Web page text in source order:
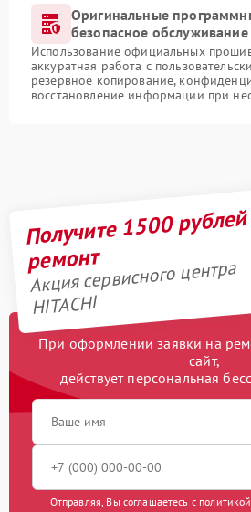
Оригинальные
безопасное
Использование официальных
аккуратная работа с
резервное копирование,
восстановление информации при
Получите 1500
ремонт
Акция сервисного центра
HITACHI
При оформлении заявки на
сайт,
действует персональная
Отправляя, Вы соглашаетесь с